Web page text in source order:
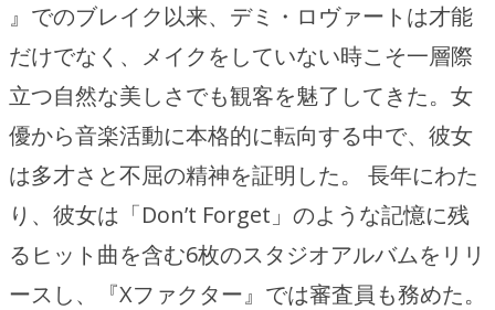
』でのブレイク以来、デミ・ロヴァートは才能
だけでなく、メイクをしていない時こそ一層際
立つ自然な美しさでも観客を魅了してきた。女
優から音楽活動に本格的に転向する中で、彼女
は多才さと不屈の精神を証明した。 長年にわた
り、彼女は「Don’t Forget」のような記憶に残
るヒット曲を含む6枚のスタジオアルバムをリリ
ースし、『Xファクター』では審査員も務めた。